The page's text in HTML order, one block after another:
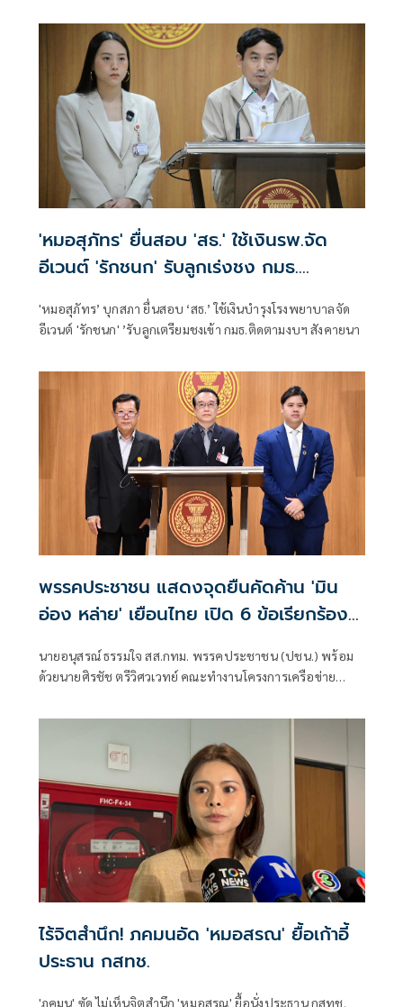
'หมอสุภัทร' ยื่นสอบ 'สธ.' ใช้เงินรพ.จัด
อีเวนต์ 'รักชนก' รับลูกเร่งชง กมธ.
'หมอสุภัทร’ บุกสภา ยื่นสอบ ‘สธ.’ ใช้เงินบำรุงโรงพยาบาลจัด
อีเวนต์ 'รักชนก' ’รับลูกเตรียมชงเข้า กมธ.ติดตามงบฯ สังคายนา
พรรคประชาชน แสดงจุดยืนคัดค้าน 'มิน
อ่อง หล่าย' เยือนไทย เปิด 6 ข้อเรียกร้อง
นายอนุสรณ์ ธรรมใจ สส.กทม. พรรคประชาชน (ปชน.) พร้อม
ด้วยนายศิรชัช ตรีวิศวเวทย์ คณะทำงานโครงการเครือข่าย
พัฒนาอย่างยั่งยืน แถลงคัดค้านการเยือนไทยอย่างเป็นทางการ
ไร้จิตสำนึก! ภคมนอัด 'หมอสรณ' ยื้อเก้าอี้
ประธาน กสทช.
'ภคมน' ซัด ไม่เห็นจิตสำนึก 'หมอสรณ' ยื้อนั่งประธาน กสทช.